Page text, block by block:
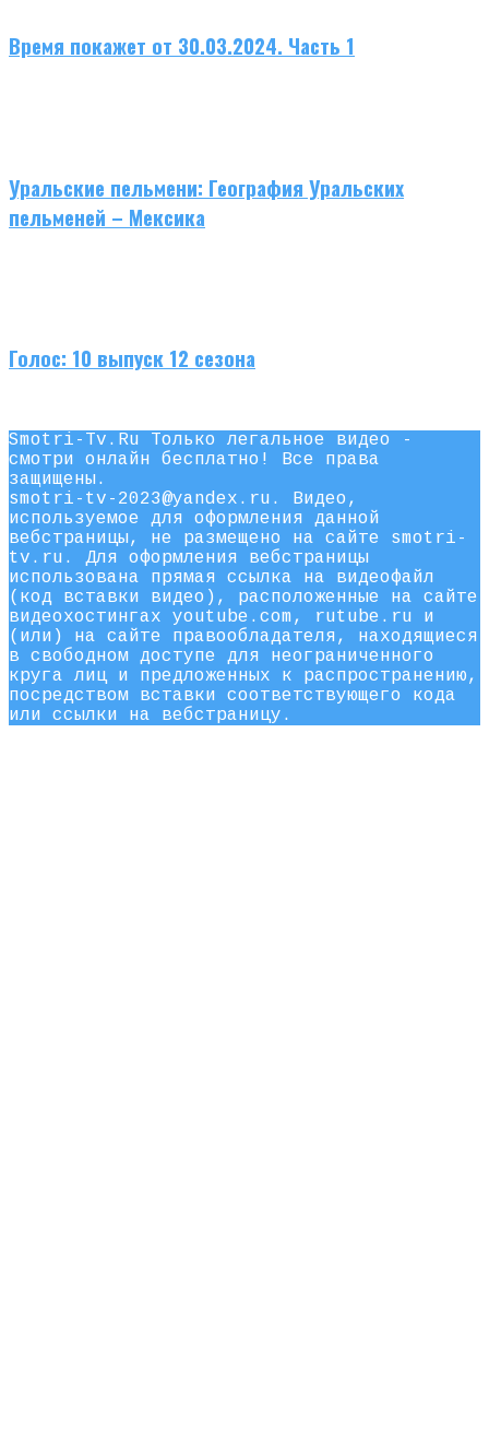
Время покажет от 30.03.2024. Часть 1
Уральские пельмени: География Уральских
пельменей – Мексика
Голос: 10 выпуск 12 сезона
Smotri-Tv.Ru Только легальное видео -
смотри онлайн бесплатно! Все права
защищены.
smotri-tv-2023@yandex.ru. Видео,
используемое для оформления данной
вебстраницы, не размещено на сайте smotri-
tv.ru. Для оформления вебстраницы
использована прямая ссылка на видеофайл
(код вставки видео), расположенные на сайте
видеохостингах youtube.com, rutube.ru и
(или) на сайте правообладателя, находящиеся
в свободном доступе для неограниченного
круга лиц и предложенных к распространению,
посредством вставки соответствующего кода
или ссылки на вебстраницу.